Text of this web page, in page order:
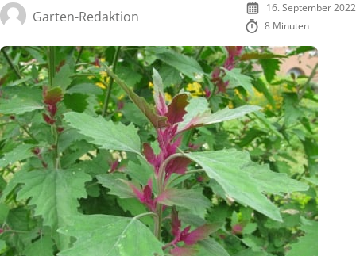
Garten-Redaktion
16. September 2022
8 Minuten